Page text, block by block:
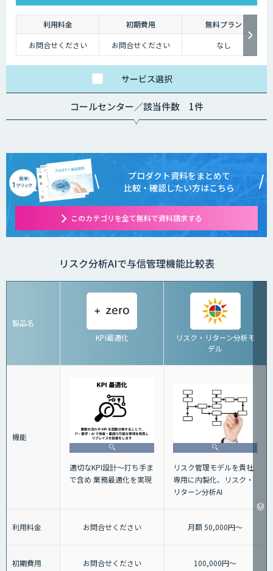
利用料金 初期費用
無料プラン
お問合せください
お問合せください なし
サービス選択
コールセンター／該当件数 1件
プロダクト資料をまとめて
比較・確認したい方はこちら
このカテゴリを全て無料で資料請求する
リスク分析AIで与信管理機能比較表
製品名
KPI最適化
リスク・リターン分析モ
デル
機能
適切なKPI設計～打ち手ま
で含め 業務最適化を実現
リスク管理モデルを貴社
専用に内製化、リスク・
リターン分析AI
利用料金 お問合せください 月額 50,000円～
初期費用 お問合せください 100,000円～